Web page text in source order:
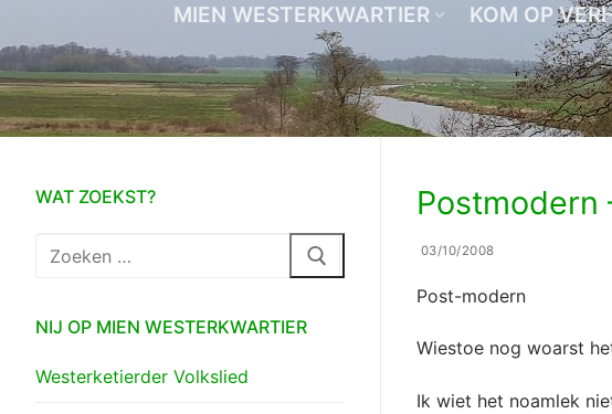
MIEN WESTERKWARTIER KOM OP
Postmodern
03/10/2008
Post-modern
Wiestoe nog woarst
Ik wiet het noamlek
WAT ZOEKST?
Zoeken
NIJ OP MIEN WESTERKWARTIER
Westerketierder Volkslied